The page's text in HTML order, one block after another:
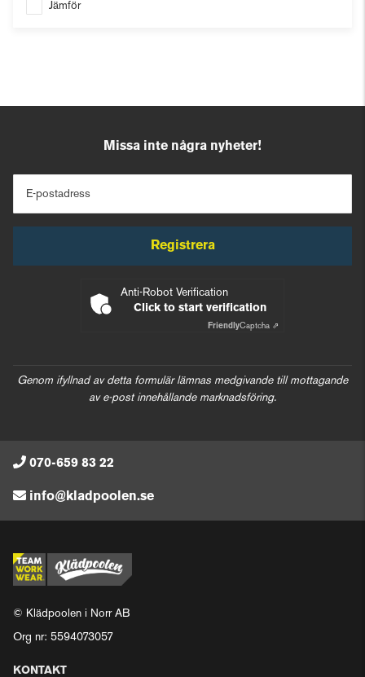
Jämför
Missa inte några nyheter!
E-postadress
Registrera
Anti-Robot Verification
Click to start verification
FriendlyCaptcha ⇗
Genom ifyllnad av detta formulär lämnas medgivande till mottagande
av e-post innehållande marknadsföring.
070-659 83 22
info@kladpoolen.se
© Klädpoolen i Norr AB
Org nr: 5594073057
KONTAKT